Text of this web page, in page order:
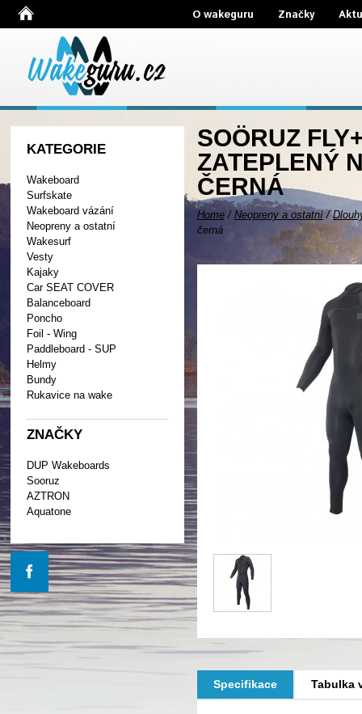
O wakeguru Značky
KATEGORIE
Wakeboard
Surfskate
Wakeboard vázání
Neopreny a ostatní
Wakesurf
Vesty
Kajaky
Car SEAT COVER
Balanceboard
Poncho
Foil - Wing
Paddleboard - SUP
Helmy
Bundy
Rukavice na wake
ZNAČKY
DUP Wakeboards
Sooruz
AZTRON
Aquatone
SOÖRUZ
ZATEPLENÝ
ČERNÁ
Home/ Neopreny a ostatní/
černá
Specifikace Tabulka